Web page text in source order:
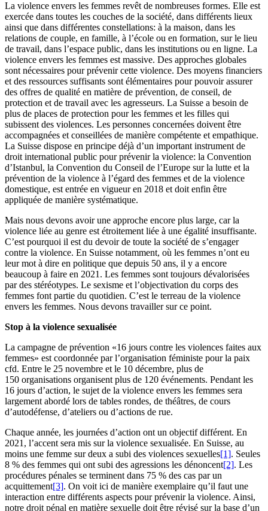
La violence envers les femmes revêt de nombreuses formes. Elle est
exercée dans toutes les couches de la société, dans différents lieux
ainsi que dans différentes constellations: à la maison, dans les
relations de couple, en famille, à l’école ou en formation, sur le lieu
de travail, dans l’espace public, dans les institutions ou en ligne. La
violence envers les femmes est massive. Des approches globales
sont nécessaires pour prévenir cette violence. Des moyens financiers
et des ressources suffisants sont élémentaires pour pouvoir assurer
des offres de qualité en matière de prévention, de conseil, de
protection et de travail avec les agresseurs. La Suisse a besoin de
plus de places de protection pour les femmes et les filles qui
subissent des violences. Les personnes concernées doivent être
accompagnées et conseillées de manière compétente et empathique.
La Suisse dispose en principe déjà d’un important instrument de
droit international public pour prévenir la violence: la Convention
d’Istanbul, la Convention du Conseil de l’Europe sur la lutte et la
prévention de la violence à l’égard des femmes et de la violence
domestique, est entrée en vigueur en 2018 et doit enfin être
appliquée de manière systématique.
Mais nous devons avoir une approche encore plus large, car la
violence liée au genre est étroitement liée à une égalité insuffisante.
C’est pourquoi il est du devoir de toute la société de s’engager
contre la violence. En Suisse notamment, où les femmes n’ont eu
leur mot à dire en politique que depuis 50 ans, il y a encore
beaucoup à faire en 2021. Les femmes sont toujours dévalorisées
par des stéréotypes. Le sexisme et l’objectivation du corps des
femmes font partie du quotidien. C’est le terreau de la violence
envers les femmes. Nous devons travailler sur ce point.
Stop à la violence sexualisée
La campagne de prévention «16 jours contre les violences faites aux
femmes» est coordonnée par l’organisation féministe pour la paix
cfd. Entre le 25 novembre et le 10 décembre, plus de
150 organisations organisent plus de 120 événements. Pendant les
16 jours d’action, le sujet de la violence envers les femmes sera
largement abordé lors de tables rondes, de théâtres, de cours
d’autodéfense, d’ateliers ou d’actions de rue.
Chaque année, les journées d’action ont un objectif différent. En
2021, l’accent sera mis sur la violence sexualisée. En Suisse, au
moins une femme sur deux a subi des violences sexuelles[1]. Seules
8 % des femmes qui ont subi des agressions les dénoncent[2]. Les
procédures pénales se terminent dans 75 % des cas par un
acquittement[3]. On voit ici de manière exemplaire qu’il faut une
interaction entre différents aspects pour prévenir la violence. Ainsi,
notre droit pénal en matière sexuelle doit être révisé sur la base d’un